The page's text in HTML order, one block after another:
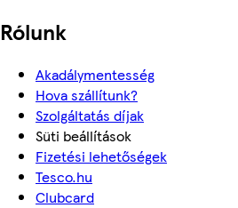
Rólunk
Akadálymentesség
Hova szállítunk?
Szolgáltatás díjak
Süti beállítások
Fizetési lehetőségek
Tesco.hu
Clubcard